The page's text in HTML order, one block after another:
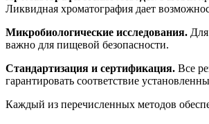
Ликвидная хроматография дает
Микробиологические исследования.
важно для пищевой безопасности.
Стандартизация и сертификация. Все
гарантировать соответствие
Каждый из перечисленных методов